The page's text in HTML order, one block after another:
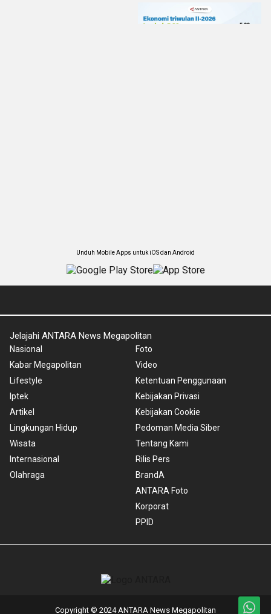
Unduh Mobile Apps untuk iOS dan Android
Jelajahi ANTARA News Megapolitan
Nasional
Kabar Megapolitan
Lifestyle
Iptek
Artikel
Lingkungan Hidup
Wisata
Internasional
Olahraga
Foto
Video
Ketentuan Penggunaan
Kebijakan Privasi
Kebijakan Cookie
Pedoman Media Siber
Tentang Kami
Rilis Pers
BrandA
ANTARA Foto
Korporat
PPID
Copyright © 2024 ANTARA News Megapolitan